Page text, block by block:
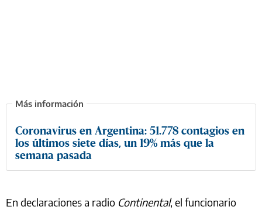
Coronavirus en Argentina: 51.778 contagios en
los últimos siete días, un 19% más que la
semana pasada
En declaraciones a radio Continental, el funcionario